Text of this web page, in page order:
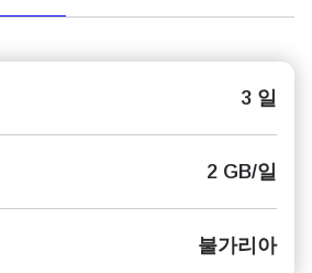
3 일
2 GB/일
불가리아